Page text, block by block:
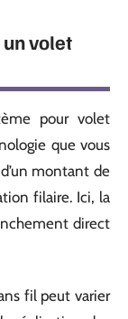
volet
pour volet
que vous
montant de
filaire. Ici, la
direct
fil peut varier